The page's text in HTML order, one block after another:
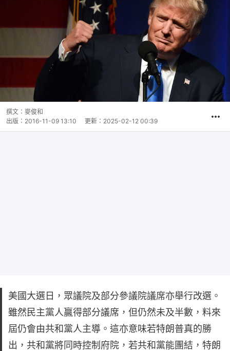
撰文： 麥俊和
出版： 2016-11-09 13:10 更新： 2025-02-12 00:39
美國大選日，眾議院及部分參議院議席亦舉行改選。
雖然民主黨人贏得部分議席，但仍然未及半數，料來
屆仍會由共和黨人主導。這亦意味若特朗普真的勝
出，共和黨將同時控制府院，若共和黨能團結，特朗